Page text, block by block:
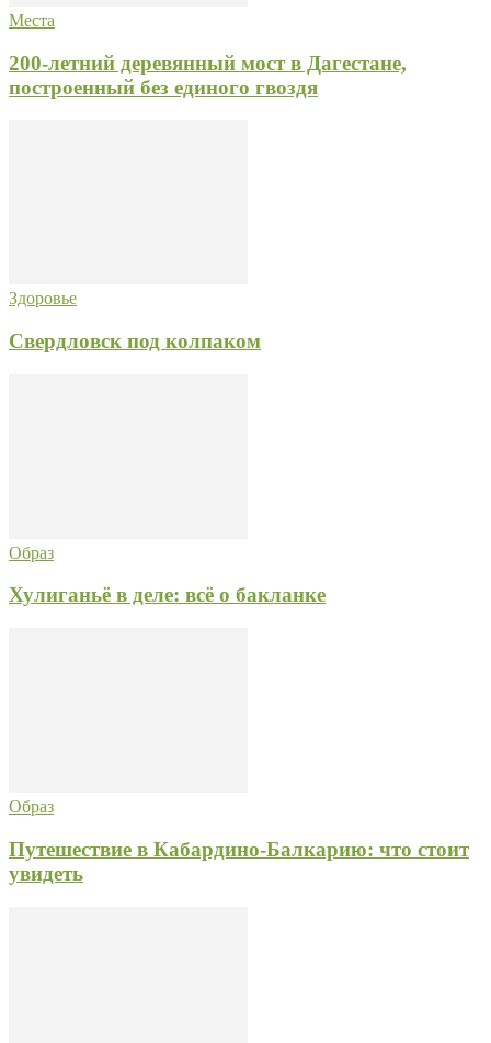
Места
200-летний деревянный мост в Дагестане,
построенный без единого гвоздя
Здоровье
Свердловск под колпаком
Образ
Хулиганьё в деле: всё о бакланке
Образ
Путешествие в Кабардино-Балкарию: что стоит
увидеть